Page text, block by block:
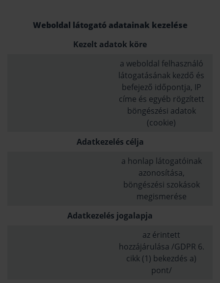
Weboldal látogató adatainak kezelése
Kezelt adatok köre
a weboldal felhasználó
látogatásának kezdő és
befejező időpontja, IP
címe és egyéb rögzített
böngészési adatok
(cookie)
Adatkezelés célja
a honlap látogatóinak
azonosítása,
böngészési szokások
megismerése
Adatkezelés jogalapja
az érintett
hozzájárulása /GDPR 6.
cikk (1) bekezdés a)
pont/